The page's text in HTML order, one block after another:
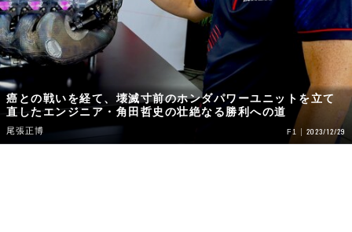
癌との戦いを経て、壊滅寸前のホンダパワーユニットを立て
直したエンジニア・角田哲史の壮絶なる勝利への道
尾張正博 F1 2023/12/29